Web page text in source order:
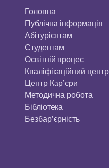
Головна
Публічна інформація
Aбітурієнтaм
Студентам
Освітній процес
Кваліфікаційний центр
Центр Кар’єри
Методична робота
Бібліотека
Безбар’єрність